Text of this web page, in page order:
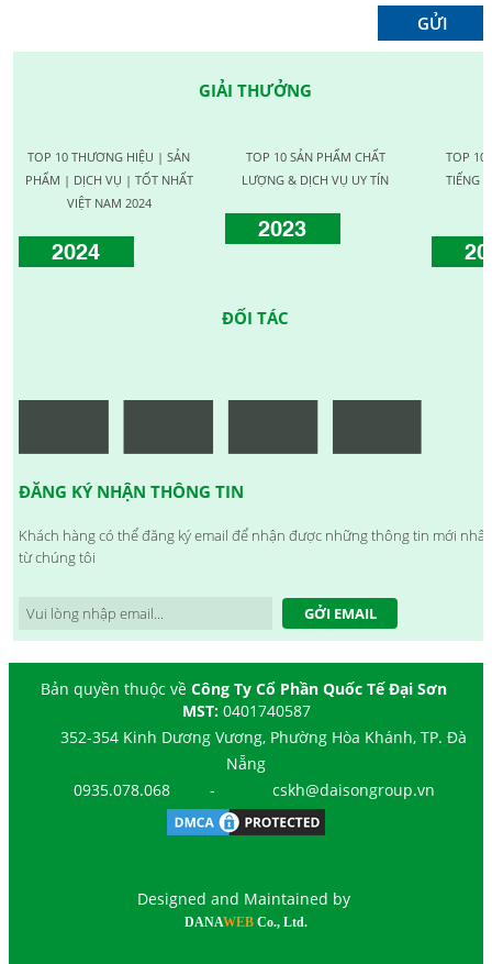
GIẢI THƯỞNG
TOP 10 THƯƠNG HIỆU | SẢN
PHẨM | DỊCH VỤ | TỐT NHẤT
VIỆT NAM 2024
2024
TOP 10 SẢN PHẨM CHẤT
LƯỢNG & DỊCH VỤ UY TÍN
2023
TOP 10
TIẾNG
ĐỐI TÁC
ĐĂNG KÝ NHẬN THÔNG TIN
Khách hàng có thể đăng ký email để nhận được những thông tin mới nhất
từ chúng tôi
GỞI EMAIL
Bản quyền thuộc về Công Ty Cổ Phần Quốc Tế Đại Sơn
MST: 0401740587
352-354 Kinh Dương Vương, Phường Hòa Khánh, TP. Đà
Nẵng
0935.078.068
- cskh@daisongroup.vn
Designed and Maintained by
DANAWEB Co., Ltd.